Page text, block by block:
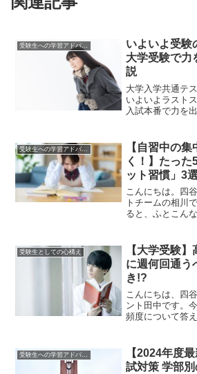
受験生への学習アドバイス
いよいよ受験
大学受験で力
説
大学入学共通テ
いよいよラスト
入試本番で力を
た時間を有効活
【自習中の
く！】たった
ット習慣」3選
こんにちは。四
トチームの相川
ると、ふとこん
「気がついたら
受験生としての心構え
【大学受験
に週何回通う
き!?
こんにちは、四
ント田中です。
頻度について答
場合、週何回が
受験生への学習アドバイス
【2024年度
試対策 学部